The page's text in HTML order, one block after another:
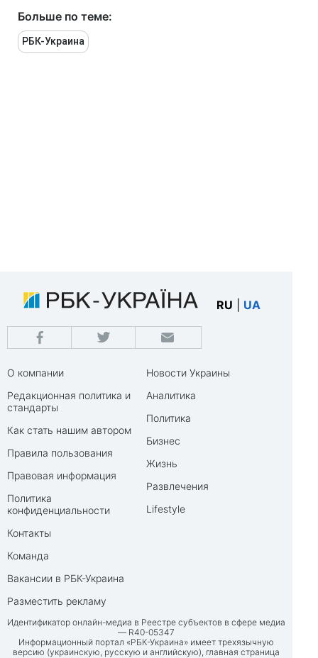
Больше по теме:
РБК-Украина
RU UA
О компании
Редакционная политика и
стандарты
Как стать нашим автором
Правила пользования
Правовая информация
Политика
конфиденциальности
Контакты
Команда
Вакансии в РБК-Украина
Разместить рекламу
Новости Украины
Аналитика
Политика
Бизнес
Жизнь
Развлечения
Lifestyle
Идентификатор онлайн-медиа в Реестре субъектов в сфере медиа
— R40-05347
Информационный портал «РБК-Украина» имеет трехязычную
версию (украинскую, русскую и английскую), главная страница